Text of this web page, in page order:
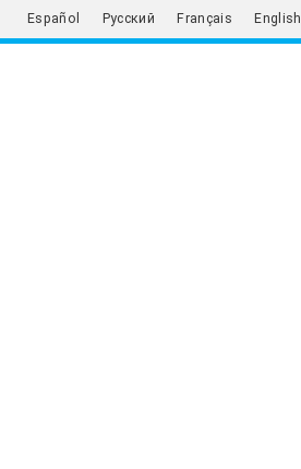
English
Français
Русский
Español